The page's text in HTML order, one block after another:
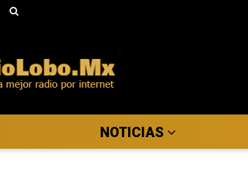
NOTICIAS